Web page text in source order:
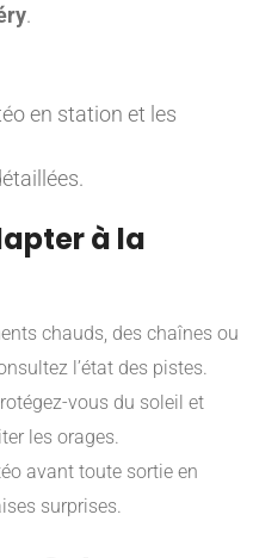
.
en station et les
à la
chauds, des chaînes ou
l’état des pistes.
vous du soleil et
les orages.
avant toute sortie en
surprises.